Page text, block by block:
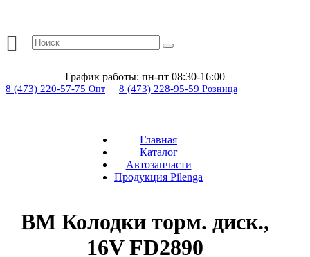
График работы: пн-пт 08:30-16:00
8 (473) 220-57-75 Опт 8 (473) 228-95-59 Розница
Главная
Каталог
Автозапчасти
Продукция Pilenga
BM Колодки торм. диск.,
16V FD2890